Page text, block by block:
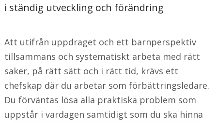
i ständig utveckling och förändring
Att utifrån uppdraget och ett barnperspektiv
tillsammans och systematiskt arbeta med rätt
saker, på rätt sätt och i rätt tid, krävs ett
chefskap där du arbetar som förbättringsledare.
Du förväntas lösa alla praktiska problem som
uppstår i vardagen samtidigt som du ska hinna